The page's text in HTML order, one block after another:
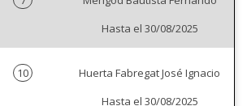
Hasta el 30/08/2025
10
Huerta Fabregat José Ignacio
Hasta el 30/08/2025